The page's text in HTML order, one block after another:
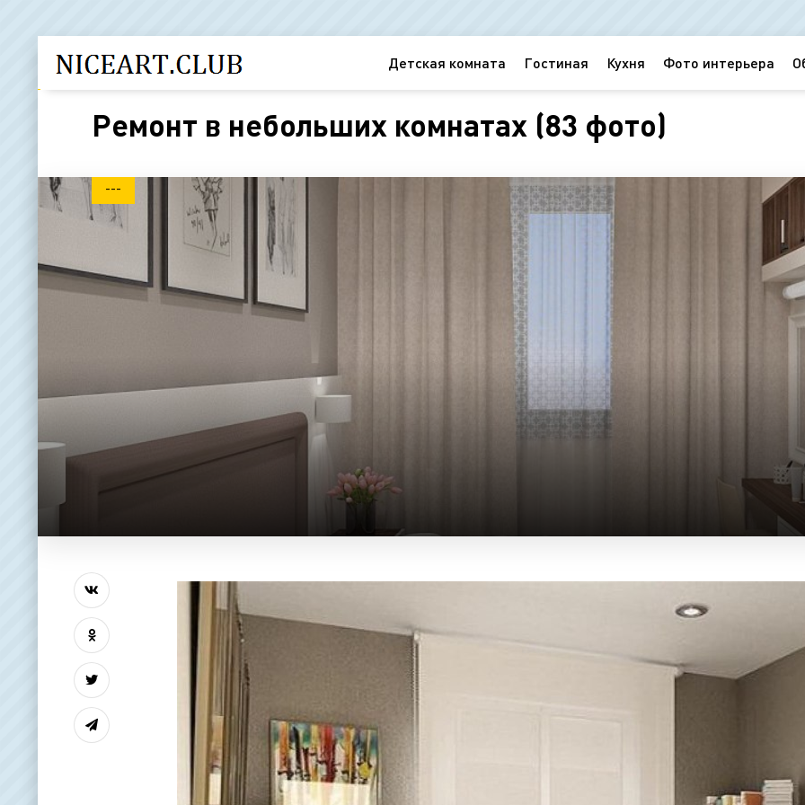
Детская комната Гостиная Кухня Фото интерьера
Ремонт в небольших комнатах (83 фото)
---